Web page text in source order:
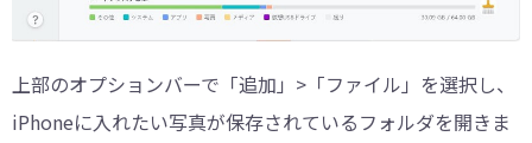
上部のオプションバーで「追加」>「ファイル」を選択し、
iPhoneに入れたい写真が保存されているフォルダを開きま